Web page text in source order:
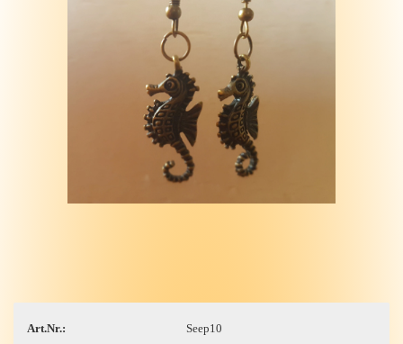
Art.Nr.:
Seep10